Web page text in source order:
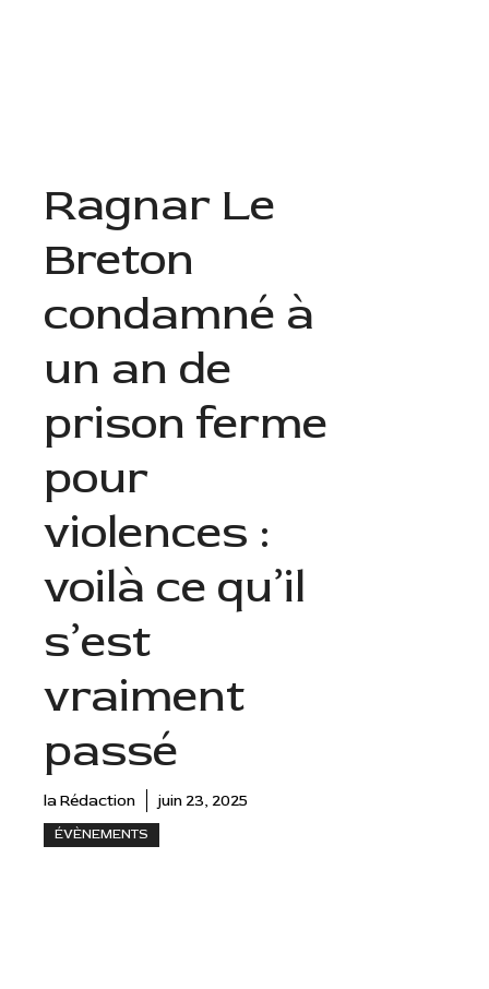
Ragnar Le
Breton
condamné à
un an de
prison ferme
pour
violences :
voilà ce qu’il
s’est
vraiment
passé
la Rédaction juin 23, 2025
ÉVÈNEMENTS